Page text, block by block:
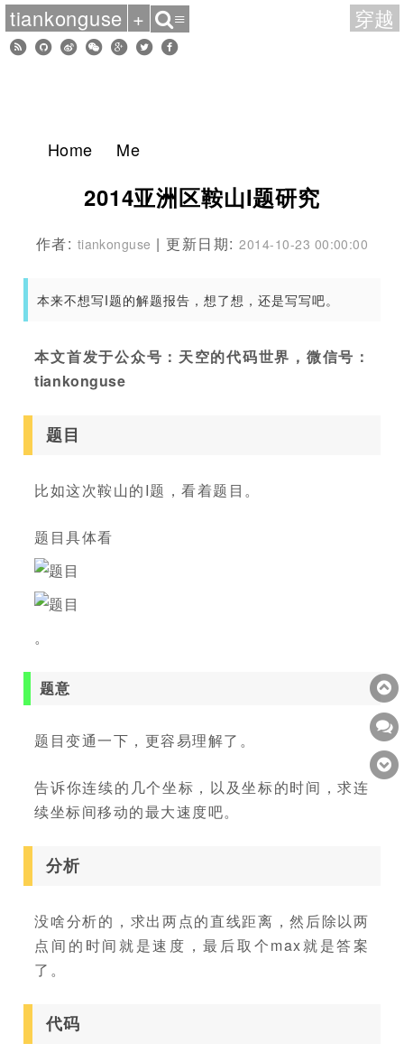
Home Me
2014亚洲区鞍山I题研究
作者: tiankonguse | 更新日期:2014-10-23 00:00:00
本来不想写I题的解题报告，想了想，还是写写吧。
本文首发于公众号：天空的代码世界，微信号：
tiankonguse
题目
比如这次鞍山的I题，看着题目。
题目具体看
。
题意
题目变通一下，更容易理解了。
告诉你连续的几个坐标，以及坐标的时间，求连
续坐标间移动的最大速度吧。
分析
没啥分析的，求出两点的直线距离，然后除以两
点间的时间就是速度，最后取个max就是答案
了。
代码
tiankonguse + ≡ 穿越